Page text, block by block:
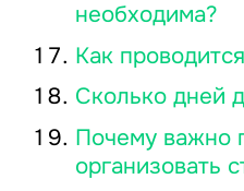
необходима?
Как
Сколько дней
Почему важно
организовать